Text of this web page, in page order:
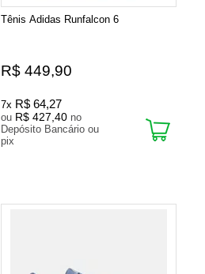
Tênis Adidas Runfalcon 6
R$ 449,90
7x R$ 64,27
ou R$ 427,40 no
Depósito Bancário ou
pix